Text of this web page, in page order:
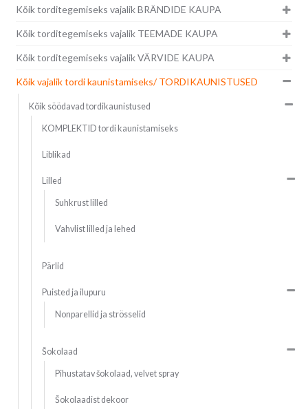
Kõik torditegemiseks vajalik BRÄNDIDE KAUPA
Kõik torditegemiseks vajalik TEEMADE KAUPA
Kõik torditegemiseks vajalik VÄRVIDE KAUPA
Kõik vajalik tordi kaunistamiseks/ TORDIKAUNISTUSED
Kõik söödavad tordikaunistused
KOMPLEKTID tordi kaunistamiseks
Liblikad
Lilled
Suhkrust lilled
Vahvlist lilled ja lehed
Pärlid
Puisted ja ilupuru
Nonparellid ja strösselid
Šokolaad
Pihustatav šokolaad, velvet spray
Šokolaadist dekoor